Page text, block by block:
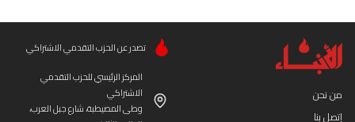
من نحن
إتصل بنا
تصدر عن الحزب التقدمي الاشتراكي
المركز الرئيسي للحزب التقدمي
الاشتراكي
وطى المصيطبة، شارع جبل العرب،